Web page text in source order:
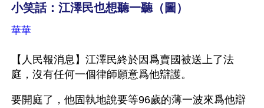
小笑話：江澤民也想聽一聽（圖）
華華
【人民報消息】江澤民終於因爲賣國被送上了法
庭，沒有任何一個律師願意爲他辯護。
要開庭了，他固執地說要等96歲的薄一波來爲他辯